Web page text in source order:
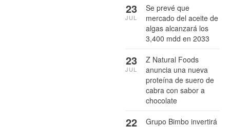
Se prevé que
mercado del aceite de
algas alcanzará los
3,400 mdd en 2033
23
JUL
Z Natural Foods
anuncia una nueva
proteína de suero de
cabra con sabor a
chocolate
23
JUL
Grupo Bimbo invertirá
22